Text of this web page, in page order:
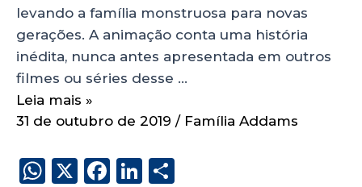
levando a família monstruosa para novas
gerações. A animação conta uma história
inédita, nunca antes apresentada em outros
filmes ou séries desse …
Leia mais »
31 de outubro de 2019 / Família Addams
W X
F
Li